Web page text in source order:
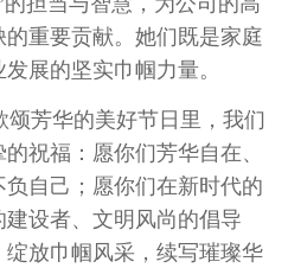
重要贡献。她们既是家庭
展的坚实巾帼力量。
颂芳华的美好节日里，我们
祝福：愿你们芳华自在、
自己；愿你们在新时代的
设者、文明风尚的倡导
放巾帼风采，续写璀璨华